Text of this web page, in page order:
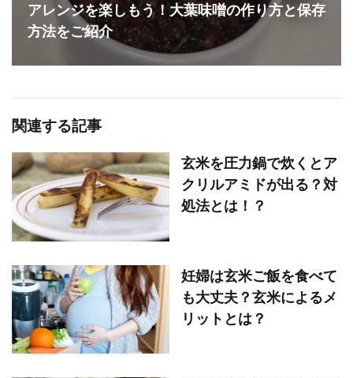
アレンジを楽しもう！大葉味噌の作り方と保存
方法をご紹介
関連する記事
玄米を圧力鍋で炊くとア
クリルアミドが出る？対
処法とは！？
妊婦は玄米ご飯を食べて
も大丈夫？玄米によるメ
リットとは？